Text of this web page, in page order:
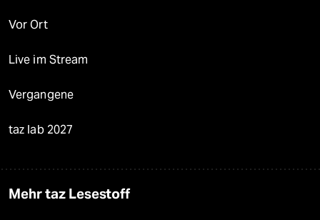
Vor Ort
Live im Stream
Vergangene
taz lab 2027
Mehr taz Lesestoff